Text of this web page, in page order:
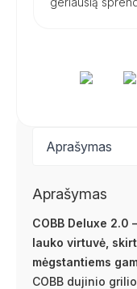
Aprašymas
COBB Deluxe
lauko virtuvė,
mėgstantiems
COBB dujinio